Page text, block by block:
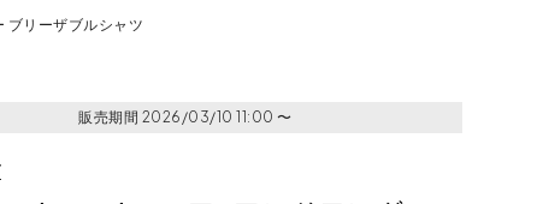
リーザブルシャツ
販売期間 2026/03/10 11:00〜